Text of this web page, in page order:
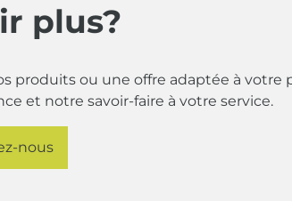
plus?
produits ou une offre adaptée à votre
et notre savoir-faire à votre service.
nous